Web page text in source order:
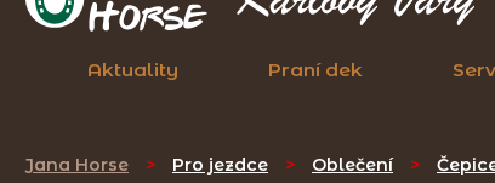
Aktuality Praní dek
Jana Horse > Pro jezdce > Oblečení >